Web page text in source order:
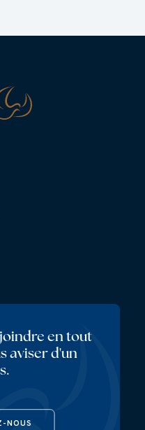
joindre en tout
aviser d'un
NOUS